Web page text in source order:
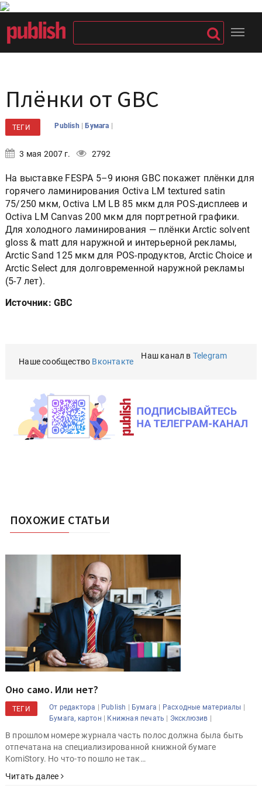
Плёнки от GBC
ТЕГИ Publish |Бумага |
3 мая 2007 г. 2792
На выставке FESPA 5–9 июня GBC покажет плёнки для
горячего ламинирования Octiva LM textured satin
75/250 мкм, Octiva LM LB 85 мкм для POS-дисплеев и
Octiva LM Canvas 200 мкм для портретной графики.
Для холодного ламинирования — плёнки Arctic solvent
gloss & matt для наружной и интерьерной рекламы,
Arctic Sand 125 мкм для POS-продуктов, Arctic Choice и
Arctic Select для долговременной наружной рекламы
(5-7 лет).
Источник: GBC
Наше сообщество Вконтакте
Наш канал в Telegram
ПОХОЖИЕ СТАТЬИ
Оно само. Или нет?
ТЕГИ От редактора | Publish | Бумага | Расходные материалы |
Бумага, картон | Книжная печать | Эксклюзив |
В прошлом номере журнала часть полос должна была быть
отпечатана на специализированной книжной бумаге
KomiStory. Но что-то пошло не так…
Читать далее